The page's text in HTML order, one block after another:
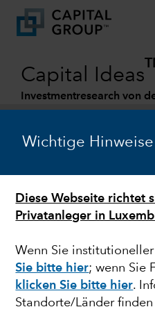
Wichtige Hinweise
Diese Webseite richtet
Privatanleger in
Wenn Sie
Sie bitte hier; wenn Sie
klicken Sie bitte hier.
Standorte/Länder finden
Capital Ideas
Investmentresearch von
MARKTVOLATILITÄT
Interview: